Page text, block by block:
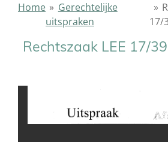
Home » Gerechtelijke
uitspraken
»
17/
Rechtszaak LEE 17/